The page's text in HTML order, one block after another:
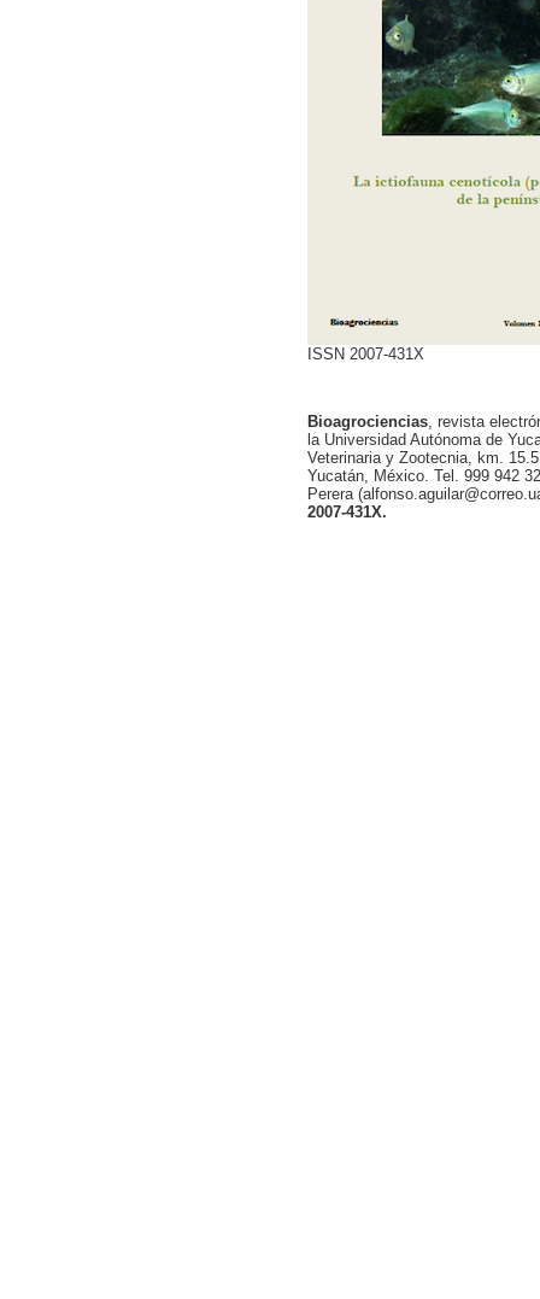
ISSN 2007-431X
Bioagrociencias, revista
la Universidad Autónoma de
Veterinaria y Zootecnia, km.
Yucatán, México. Tel. 999 942
Perera
2007-431X.